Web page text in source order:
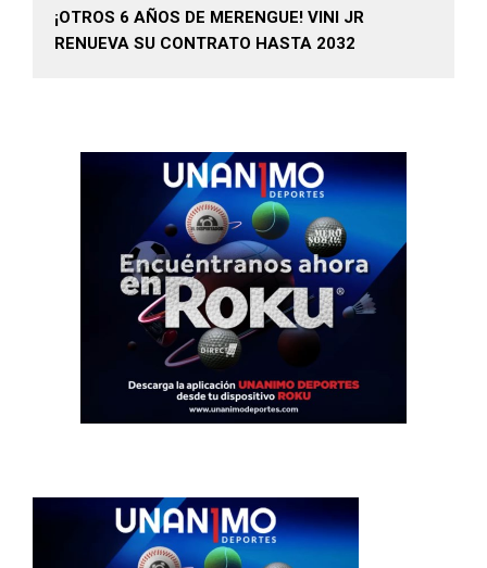
¡OTROS 6 AÑOS DE MERENGUE! VINI JR
RENUEVA SU CONTRATO HASTA 2032